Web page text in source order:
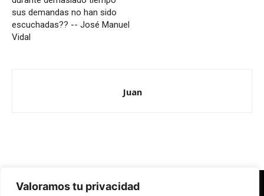
Valoramos tu privacidad
sus demandas no han sido
escuchadas?? -- José Manuel
Vidal
Juan
Redes Cristianas